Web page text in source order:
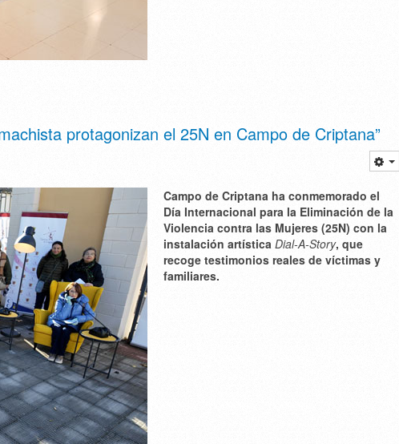
protagonizan el 25N en Campo de Criptana”
Campo de Criptana ha conmemorado el
Día Internacional para la Eliminación de la
Violencia contra las Mujeres (25N) con la
instalación artística Dial-A-Story, que
recoge testimonios reales de víctimas y
familiares.